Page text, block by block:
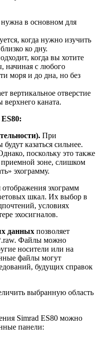
нужна в основном для
когда нужно изучить
ко дну.
когда вы хотите
начиная с любого
моря и до дна, но без
вертикальное отверстие
верхнего каната.
При
казаться сильнее.
поскольку это также
зоне, слишком
эхограмму.
отображения эхограмм
шкал. Их выбор в
условиях
эхосигналов.
данных позволяет
Файлы можно
носители или на
файлы могут
будущих справок
выбранную область
Simrad ES80 можно
панели: